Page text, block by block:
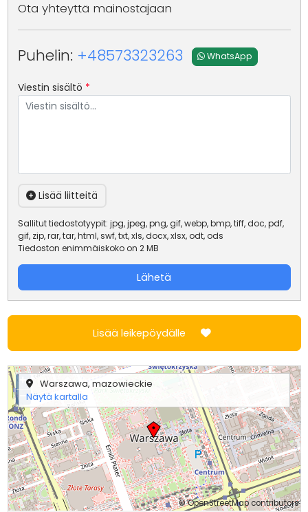
Ota yhteyttä mainostajaan
Puhelin: +48573323263 WhatsApp
Viestin sisältö *
Lisää liitteitä
Sallitut tiedostotyypit: jpg, jpeg, png, gif, webp, bmp, tiff, doc, pdf,
gif, zip, rar, tar, html, swf, txt, xls, docx, xlsx, odt, ods
Tiedoston enimmäiskoko on 2 MB
Lähetä
Lisää leikepöydälle
+
−
©OpenStreetMapcontributors
Warszawa, mazowieckie
Näytä kartalla